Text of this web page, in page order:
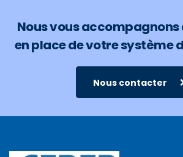
Nous vous accompagnons
en place de votre système
Nous contacter